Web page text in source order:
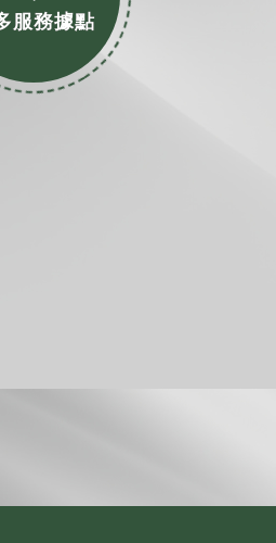
服務據點